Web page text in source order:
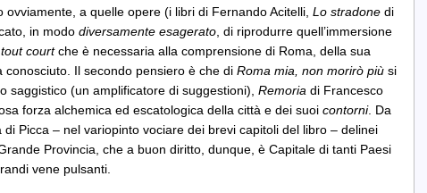
a quelle opere (i libri di Fernando Acitelli, Lo stradone di
in modo diversamente esagerato, di riprodurre quell’immersione
tout courtche è necessaria alla comprensione di Roma, della sua
Il secondo pensiero è che di Roma mia, non morirò più si
saggistico (un amplificatore di suggestioni), Remoria di Francesco
forza alchemica ed escatologica della città e dei suoi contorni. Da
di Picca – nel variopinto vociare dei brevi capitoli del libro – delinei
Provincia, che a buon diritto, dunque, è Capitale di tanti Paesi
vene pulsanti.